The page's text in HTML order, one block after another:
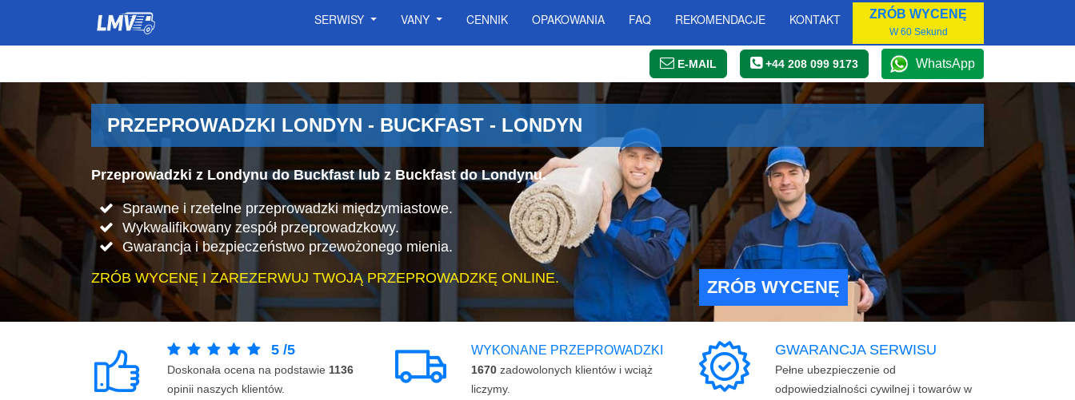
SERWISY VANY CENNIK OPAKOWANIA FAQ REKOMENDACJE KONTAKT ZRÓB WYCENĘ
W 60 Sekund
E-MAIL +44 208 099 9173 WhatsApp
PRZEPROWADZKI LONDYN - BUCKFAST - LONDYN
Przeprowadzki z Londynu do Buckfast lub z Buckfast do Londynu.
Sprawne i rzetelne przeprowadzki międzymiastowe.
Wykwalifikowany zespół przeprowadzkowy.
Gwarancja i bezpieczeństwo przewożonego mienia.
ZRÓB WYCENĘ I ZAREZERWUJ TWOJĄ PRZEPROWADZKĘ ONLINE.
ZRÓB WYCENĘ
5 /5
Doskonała ocena na podstawie 1136
opinii naszych klientów.
WYKONANE PRZEPROWADZKI
1670 zadowolonych klientów i wciąż
liczymy.
GWARANCJA SERWISU
Pełne ubezpieczenie od
odpowiedzialności cywilnej i towarów w